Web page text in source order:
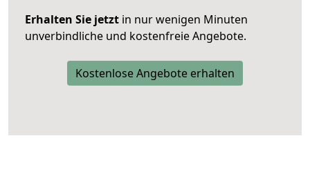
Erhalten Sie jetzt in nur wenigen Minuten
unverbindliche und kostenfreie Angebote.
Kostenlose Angebote erhalten